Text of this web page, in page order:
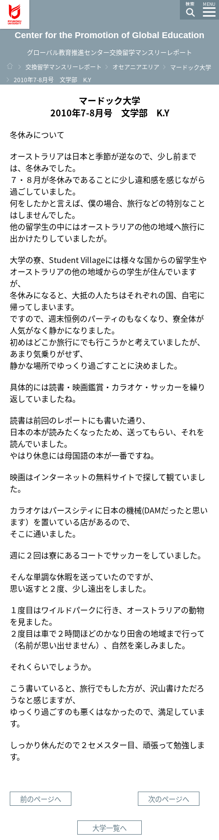
MENU
Center for the Promotion of Global Education
グローバル教育推進センター交換留学マンスリーレポート
ホーム
交換留学マンスリーレポート オセアニアエリア
マードック大学
2010年7-8月号 文学部 K.Y
マードック大学
2010年7-8月号 文学部 K.Y
冬休みについて
オーストラリアは日本と季節が逆なので、少し前まで
は、冬休みでした。
７・８月が冬休みであることに少し違和感を感じながら
過ごしていました。
何をしたかと言えば、僕の場合、旅行などの特別なこと
はしませんでした。
他の留学生の中にはオーストラリアの他の地域へ旅行に
出かけたりしていましたが。
大学の寮、Student Villageには様々な国からの留学生や
オーストラリアの他の地域からの学生が住んでいます
が、
冬休みになると、大抵の人たちはそれぞれの国、自宅に
帰ってしまいます。
ですので、週末恒例のパーティのもなくなり、寮全体が
人気がなく静かになりました。
初めはどこか旅行にでも行こうかと考えていましたが、
あまり気乗りがせず、
静かな場所でゆっくり過ごすことに決めました。
具体的には読書・映画鑑賞・カラオケ・サッカーを繰り
返していましたね。
読書は前回のレポートにも書いた通り、
日本の本が読みたくなったため、送ってもらい、それを
読んでいました。
やはり休息には母国語の本が一番ですね。
映画はインターネットの無料サイトで探して観ていまし
た。
カラオケはパースシティに日本の機械(DAMだったと思い
ます）を置いている店があるので、
そこに通いました。
週に２回は寮にあるコートでサッカーをしていました。
そんな単調な休暇を送っていたのですが、
思い返すと２度、少し遠出をしました。
１度目はワイルドパークに行き、オーストラリアの動物
を見ました。
２度目は車で２時間ほどのかなり田舎の地域まで行って
（名前が思い出せません）、自然を楽しみました。
それくらいでしょうか。
こう書いていると、旅行でもした方が、沢山書けただろ
うなと感じますが、
ゆっくり過ごすのも悪くはなかったので、満足していま
す。
しっかり休んだので２セメスター目、頑張って勉強しま
す。
前のページへ 次のページへ
大学一覧へ